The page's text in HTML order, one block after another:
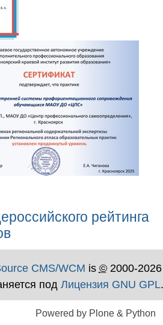
CMS/WCM is ©2000-
под Лицензия GNU GPL.
Powered by Plone & Python